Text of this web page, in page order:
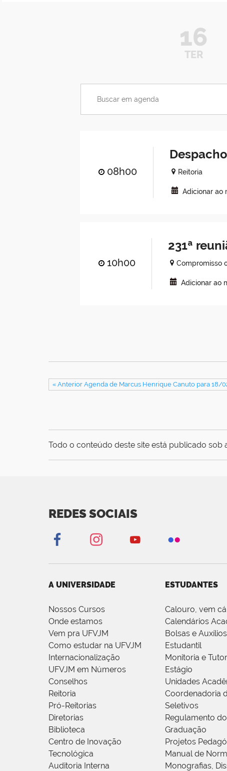
16
TER
08h00 Reitoria
Adicionar ao
10h00
231ª
Compromisso
Adicionar ao
« Anterior Agenda de Marcus Henrique Canuto para 18/
Todo o conteúdo deste site está publicado sob
REDES SOCIAIS
A UNIVERSIDADE
Nossos Cursos
Onde estamos
Vem pra UFVJM
Como estudar na UFVJM
Internacionalização
UFVJM em Números
Conselhos
Reitoria
Pró-Reitorias
Diretorias
Biblioteca
Centro de Inovação
Tecnológica
Auditoria Interna
ESTUDANTES
Calouro, vem cá
Calendários
Bolsas e
Estudantil
Monitoria e
Estágio
Unidades
Coordenadoria
Seletivos
Regulamento
Graduação
Projetos
Manual de
Monografias,